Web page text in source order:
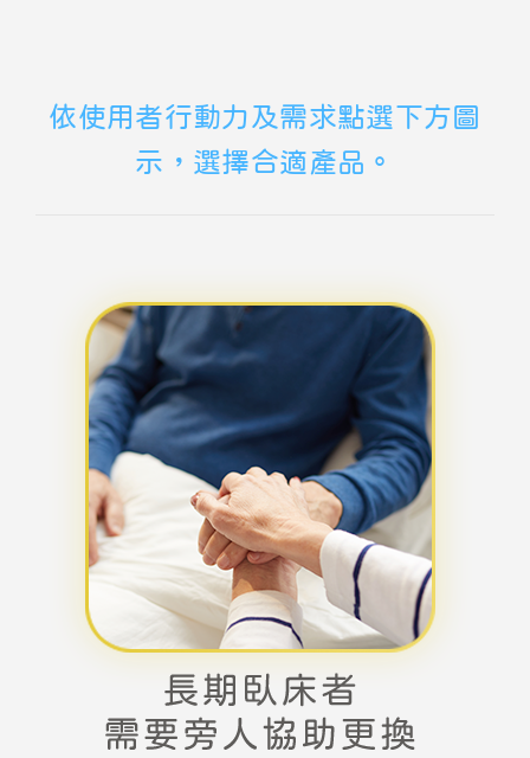
依使用者行動力及需求點選下方圖
示，選擇合適產品。